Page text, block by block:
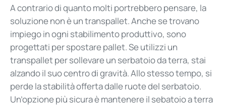
A contrario di quanto molti portrebbero pensare, la
soluzione non è un transpallet. Anche se trovano
impiego in ogni stabilimento produttivo, sono
progettati per spostare pallet. Se utilizzi un
transpallet per sollevare un serbatoio da terra, stai
alzando il suo centro di gravità. Allo stesso tempo, si
perde la stabilità offerta dalle ruote del serbatoio.
Un’opzione più sicura è mantenere il sebatoio a terra